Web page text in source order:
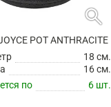
search
POT ANTHRACITE
18 см.
16 см.
по
6 шт.